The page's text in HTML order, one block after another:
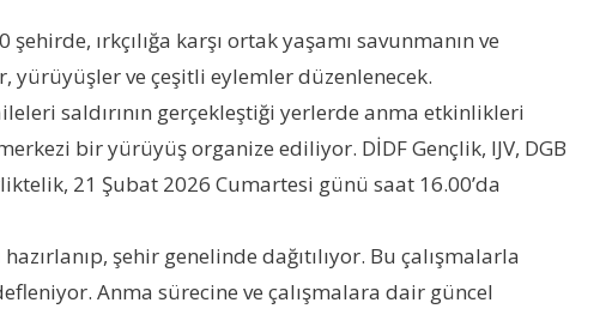
ırkçılığa karşı ortak yaşamı savunmanın ve
yürüyüşler ve çeşitli eylemler düzenlenecek.
saldırının gerçekleştiği yerlerde anma etkinlikleri
bir yürüyüş organize ediliyor. DİDF Gençlik, IJV, DGB
21 Şubat 2026 Cumartesi günü saat 16.00’da
şehir genelinde dağıtılıyor. Bu çalışmalarla
Anma sürecine ve çalışmalara dair güncel